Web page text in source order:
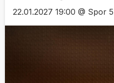
22.01.2027 19:00 @ Spor 5